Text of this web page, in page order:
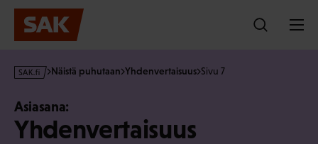
Hyppää
sisältöön
s
k
·
Näistä puhutaan Yhdenvertaisuus Sivu 7
Asiasana:
Yhdenvertaisuus